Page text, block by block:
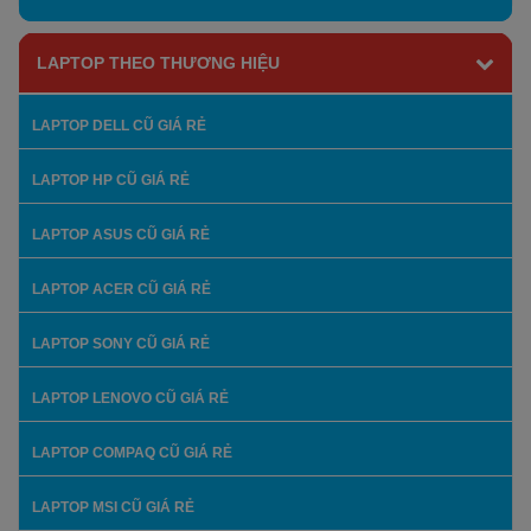
LAPTOP THEO THƯƠNG HIỆU
LAPTOP DELL CŨ GIÁ RẺ
LAPTOP HP CŨ GIÁ RẺ
LAPTOP ASUS CŨ GIÁ RẺ
LAPTOP ACER CŨ GIÁ RẺ
LAPTOP SONY CŨ GIÁ RẺ
LAPTOP LENOVO CŨ GIÁ RẺ
LAPTOP COMPAQ CŨ GIÁ RẺ
LAPTOP MSI CŨ GIÁ RẺ